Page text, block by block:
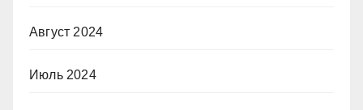
Август 2024
Июль 2024